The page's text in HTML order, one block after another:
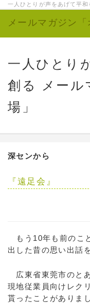
一人ひとりが声をあげ
メールマガジン「
一人ひとり
創る メール
場」
深センから
『遠足会』
もう10年も前のこ
出した昔の思い出話
広東省東莞市のと
現地従業員向けレク
貰ったことがありま